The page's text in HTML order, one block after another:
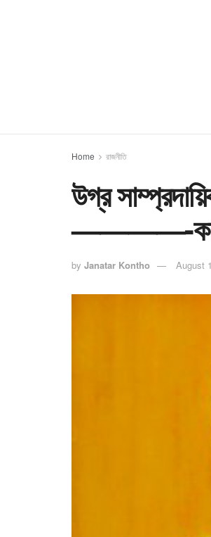
Home রাজনীতি
উগ্র
————-
by Janatar Kontho August